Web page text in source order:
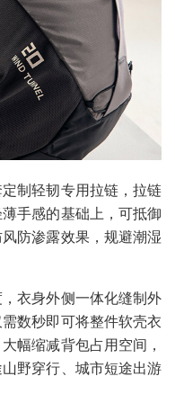
制轻韧专用拉链，拉链
手感的基础上，可抵御
防渗露效果，规避潮湿
衣身外侧一体化缝制外
数秒即可将整件软壳衣
幅缩减背包占用空间，
野穿行、城市短途出游